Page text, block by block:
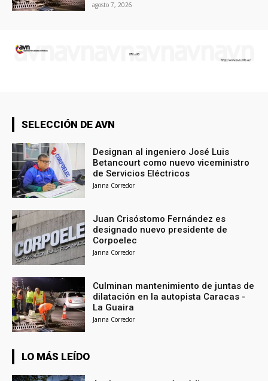
agosto 7, 2026
SELECCIÓN DE AVN
Designan al ingeniero José Luis
Betancourt como nuevo viceministro
de Servicios Eléctricos
Janna Corredor
Juan Crisóstomo Fernández es
designado nuevo presidente de
Corpoelec
Janna Corredor
Culminan mantenimiento de juntas de
dilatación en la autopista Caracas -
La Guaira
Janna Corredor
LO MÁS LEÍDO